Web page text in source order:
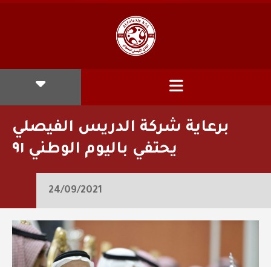
برعاية شركة الدريس الفيصلي
يحتفي باليوم الوطني ٩١
24/09/2021